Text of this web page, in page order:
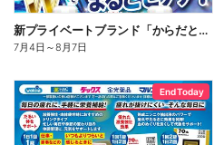
新プライベートブランド「からだとくらしに+1(プラスワン)」よりモンダミン口内トータルケア登場!
7月4日 ～8月7日
End Today